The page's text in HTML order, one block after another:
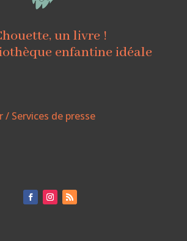
un livre !
enfantine idéale
Services de presse